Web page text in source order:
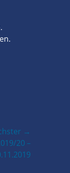
→
20 –